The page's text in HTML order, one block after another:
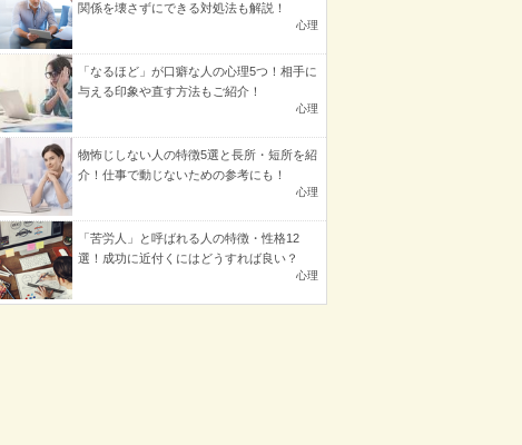
関係を壊さずにできる対処法も解説！
心理
「なるほど」が口癖な人の心理5つ！相手に
与える印象や直す方法もご紹介！
心理
物怖じしない人の特徴5選と長所・短所を紹
介！仕事で動じないための参考にも！
心理
「苦労人」と呼ばれる人の特徴・性格12
選！成功に近付くにはどうすれば良い？
心理